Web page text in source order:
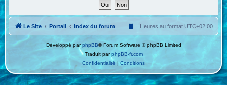
h
Le Site Portail Index du forum Heures au format UTC+02:00
Développé parphpBB® Forum Software © phpBB Limited
Traduit parphpBB-fr.com
Confidentialité |Conditions